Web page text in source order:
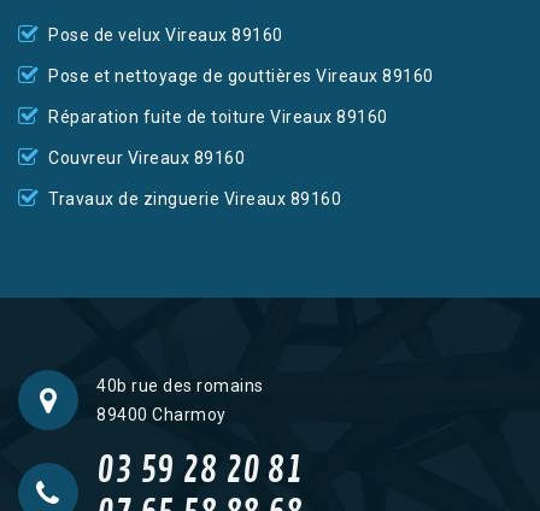
Pose de velux Vireaux 89160
Pose et nettoyage de gouttières Vireaux 89160
Réparation fuite de toiture Vireaux 89160
Couvreur Vireaux 89160
Travaux de zinguerie Vireaux 89160
40b rue des romains
89400 Charmoy
03 59 28 20 81